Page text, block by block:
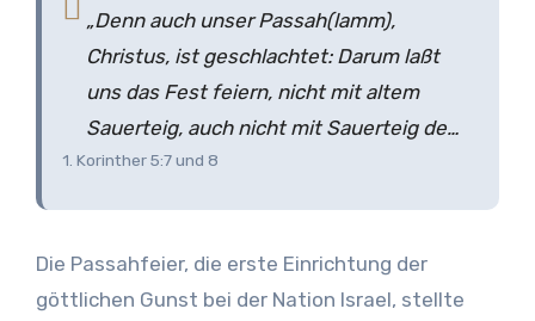
„Denn auch unser Passah(lamm),
Christus, ist geschlachtet: Darum laßt
uns das Fest feiern, nicht mit altem
Sauerteig, auch nicht mit Sauerteig der
Bosheit und Schlechtigkeit, sondern mit
1. Korinther 5:7 und 8
Die Passahfeier, die erste Einrichtung der
göttlichen Gunst bei der Nation Israel, stellte